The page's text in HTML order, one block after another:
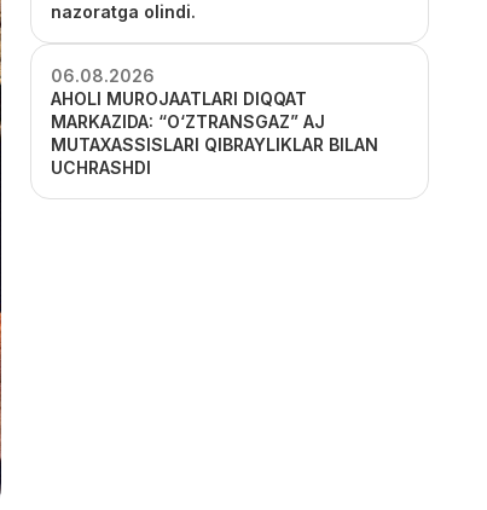
nazoratga olindi.
06.08.2026
AHOLI MUROJAATLARI DIQQAT
MARKAZIDA: “O‘ZTRANSGAZ” AJ
MUTAXASSISLARI QIBRAYLIKLAR BILAN
UCHRASHDI